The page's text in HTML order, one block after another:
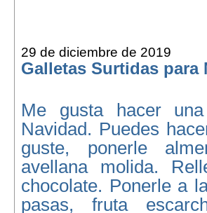
29 de diciembre de 2019
Galletas Surtidas para
Me gusta hacer
Navidad. Puedes
guste, ponerle
avellana molida.
chocolate. Ponerle a
pasas, fruta